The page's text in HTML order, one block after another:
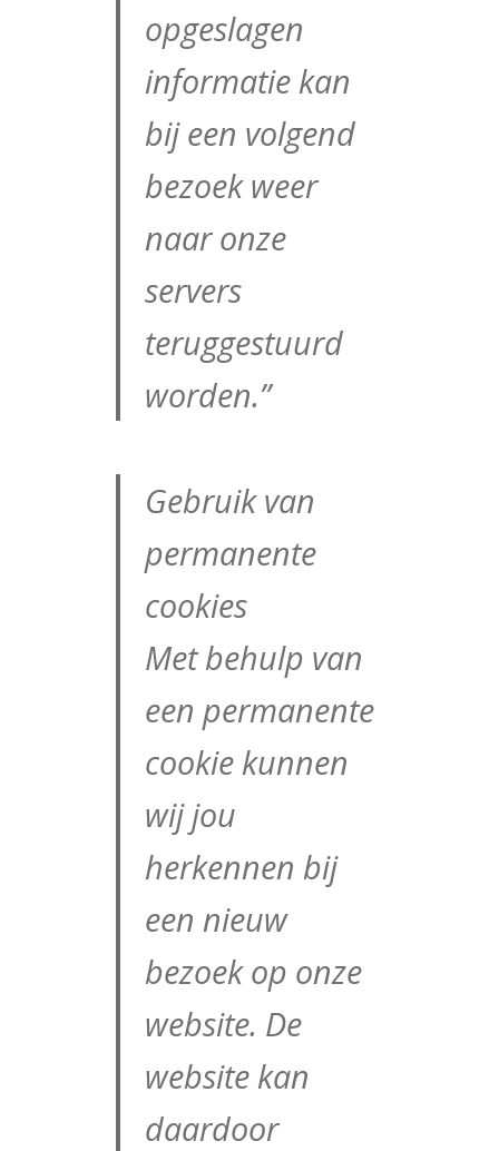
opgeslagen
informatie kan
bij een volgend
bezoek weer
naar onze
servers
teruggestuurd
worden.”
Gebruik van
permanente
cookies
Met behulp van
een permanente
cookie kunnen
wij jou
herkennen bij
een nieuw
bezoek op onze
website. De
website kan
daardoor